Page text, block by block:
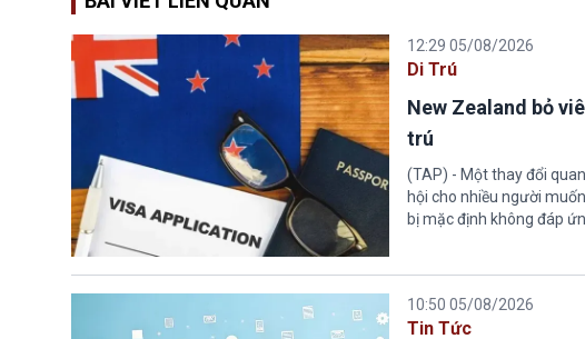
12:29 05/08/2026
Di Trú
New Zealand bỏ
trú
(TAP) - Một thay đổi
hội cho nhiều người
bị mặc định không đáp
10:50 05/08/2026
Tin Tức